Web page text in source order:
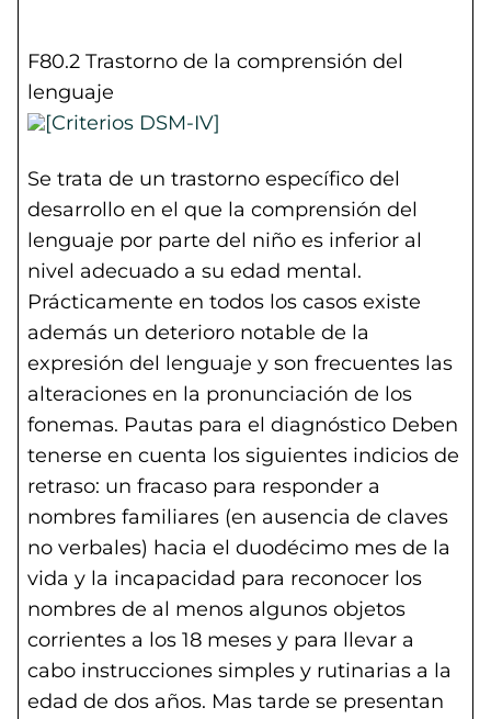
F80.2 Trastorno de la comprensión del
lenguaje
Se trata de un trastorno específico del
desarrollo en el que la comprensión del
lenguaje por parte del niño es inferior al
nivel adecuado a su edad mental.
Prácticamente en todos los casos existe
además un deterioro notable de la
expresión del lenguaje y son frecuentes las
alteraciones en la pronunciación de los
fonemas. Pautas para el diagnóstico Deben
tenerse en cuenta los siguientes indicios de
retraso: un fracaso para responder a
nombres familiares (en ausencia de claves
no verbales) hacia el duodécimo mes de la
vida y la incapacidad para reconocer los
nombres de al menos algunos objetos
corrientes a los 18 meses y para llevar a
cabo instrucciones simples y rutinarias a la
edad de dos años. Mas tarde se presentan